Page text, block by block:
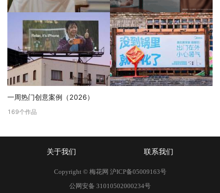
一周热门创意案例（2026）
169个作品
关于我们 联系我们
Copyright © 梅花网 沪ICP备05009163号
公网安备 31010502000234号